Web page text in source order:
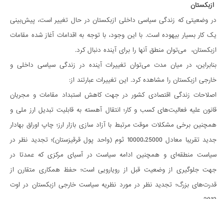
ازبکستان
در وضعیتی که زندگی سیاسی داخلی ازبکستان در حال تغییر است، پیش‌بینی
یک کار بسیار بیهوده است. با این وجود، با توجه به اقدامات آغاز شده مقامات
ازبکستان، می‌توان منطق آنها را برای آینده دنبال کرد.
بنابراین، در میان مدت می‌توان تغییرات آینده در زندگی سیاسی داخلی و
خارجی ازبکستان را مشاهده کرد. این تغییرات عبارتند از:
اصلاحات زندگی اقتصادی کشور در جهت کاهش استبداد مقامات و مجریان
قانون علیه فعالیت‌های کسب و کار؛ انتقال آهسته به قابلیت تبدیل ارز ملی و
همچنین برخی مشکلات موقت مرتبط با آزاد سازی بازار ارز؛ چاپ اوراق بهادار
جدید تقریبا معادل 10000،25000 ثوم (واحد پول قرقیزستان)؛ تجدید نظر در
سیاست منطقه‌ای و همچنین ادامه سیاست در آسیای مرکزی که عمدتا در
جهت جلوگیری از وضعیت قبل از رویارویی است؛ حفظ همکاری متقارن از
قدرت‌های بزرگ؛ تجدید نظر در مورد نظریه سیاست خارجی ازبکستان در اوت